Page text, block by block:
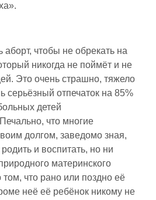
аборт, чтобы не обрекать на
никогда не поймёт и не
Это очень страшно, тяжело
серьёзный отпечаток на 85%
детей
что многие
долгом, заведомо зная,
и воспитать, но ни
материнского
том, что рано или поздно её
неё её ребёнок никому не